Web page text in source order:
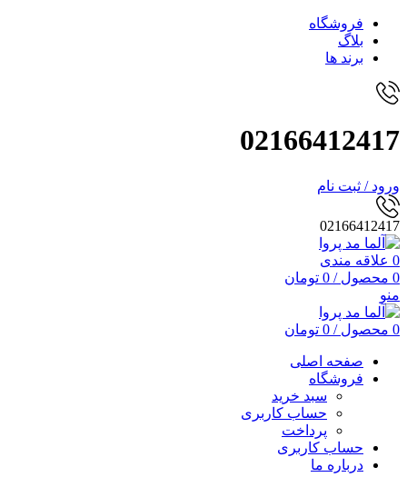
فروشگاه
بلاگ
برند ها
02166412417
ورود / ثبت نام
02166412417
0 علاقه مندی
0 محصول /
0 تومان
منو
0 محصول /
0 تومان
صفحه اصلی
فروشگاه
سبد خرید
حساب کاربری
پرداخت
حساب کاربری
درباره ما